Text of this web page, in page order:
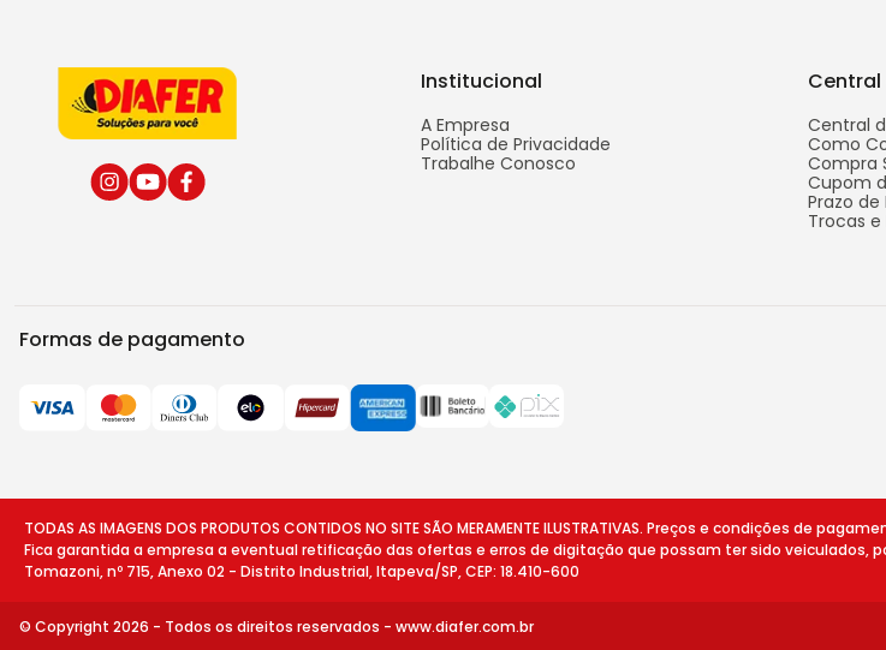
Institucional
A Empresa
Política de Privacidade
Trabalhe Conosco
Central
Central
Como
Compra
Cupom
Prazo de
Trocas
Formas de pagamento
TODAS AS IMAGENS DOS PRODUTOS CONTIDOS NO SITE SÃO MERAMENTE ILUSTRATIVAS. Preços e condições
Fica garantida a empresa a eventual retificação das ofertas e erros de digitação que possam ter sido veiculados,
Tomazoni, nº 715, Anexo 02 - Distrito Industrial, Itapeva/SP, CEP: 18.410-600
© Copyright 2026 - Todos os direitos reservados - www.diafer.com.br